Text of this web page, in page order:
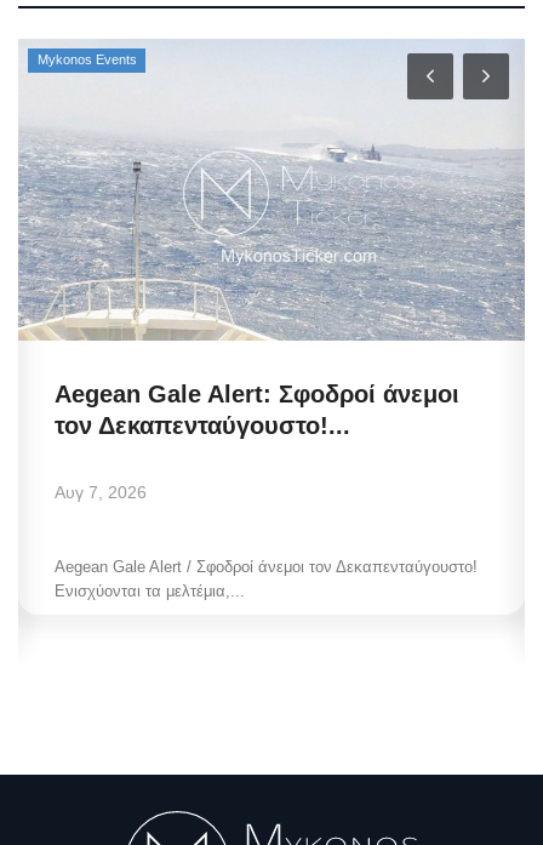
Mykonos Events
Aegean Gale Alert: Σφοδροί άνεμοι
τον Δεκαπενταύγουστο!...
Αυγ 7, 2026
Aegean Gale Alert / Σφοδροί άνεμοι τον Δεκαπενταύγουστο!
Ενισχύονται τα μελτέμια,...